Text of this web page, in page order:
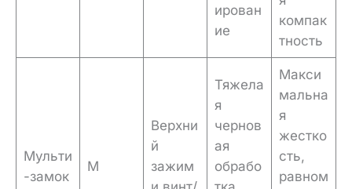
ирован
ие
компак
тность
Мульти
-замок
M
Верхни
й
зажим
Тяжела
я
чернов
ая
обрабо
Макси
мальна
я
жестко
сть,
равном